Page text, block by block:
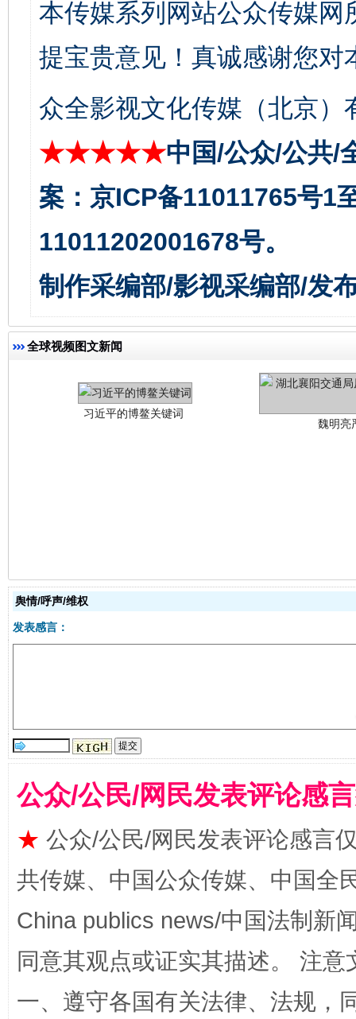
本传媒系列网站公众传媒
提宝贵意见！真诚感谢您
众全影视文化传媒（北京）
★★★★★中国/公众/公共/
案：京ICP备11011765号1
11011202001678号。
制作采编部/影视采编部/发
全球视频图文新闻
在谋一域中谋全局
今
魏明亮
解纷+调解+退费，一次搞定
舆情/呼声/维权
发表感言：
公众/公民/网民发表评论感
★ 公众/公民/网民发表评论感言
共传媒、中国公众传媒、中国全
China publics news/中国法制新
同意其观点或证实其描述。 注
一、遵守各国有关法律、法规，